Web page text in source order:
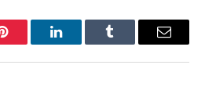
Pinterest LinkedInTumblr
E-